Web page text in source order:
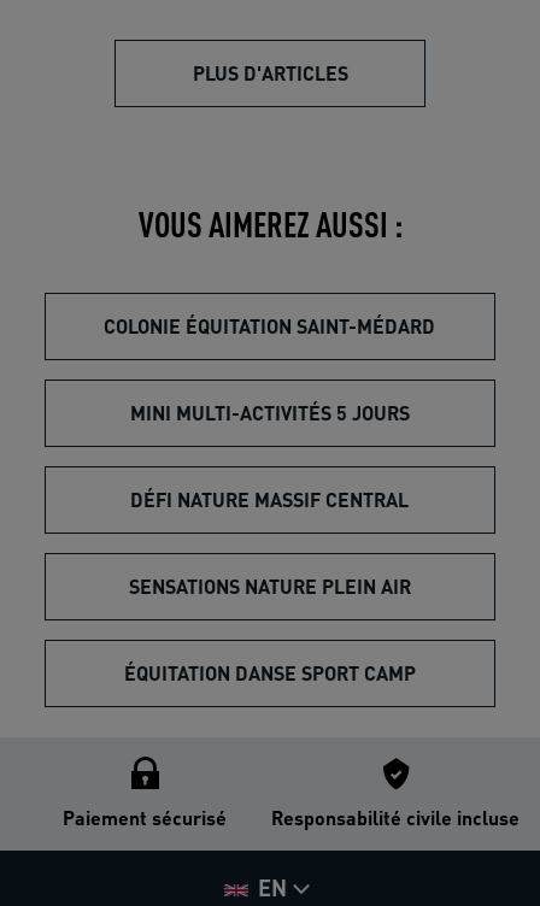
PLUS D'ARTICLES
VOUS AIMEREZ AUSSI :
COLONIE ÉQUITATION SAINT-MÉDARD
MINI MULTI-ACTIVITÉS 5 JOURS
DÉFI NATURE MASSIF CENTRAL
SENSATIONS NATURE PLEIN AIR
ÉQUITATION DANSE SPORT CAMP
Paiement sécurisé Responsabilité civile incluse
EN